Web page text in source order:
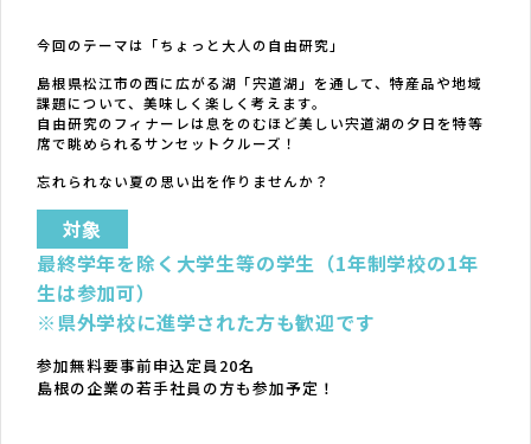
今回のテーマは「ちょっと大人の自由研究」
島根県松江市の西に広がる湖「宍道湖」を通して、特産品や地域
課題について、美味しく楽しく考えます。
自由研究のフィナーレは息をのむほど美しい宍道湖の夕日を特等
席で眺められるサンセットクルーズ！
忘れられない夏の思い出を作りませんか？
対象
最終学年を除く大学生等の学生（1年制学校の1年
生は参加可）
※県外学校に進学された方も歓迎です
参加無料要事前申込定員20名
島根の企業の若手社員の方も参加予定！